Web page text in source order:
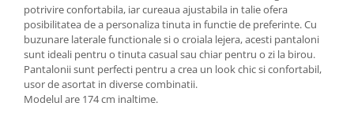
potrivire confortabila, iar cureaua ajustabila in talie ofera
posibilitatea de a personaliza tinuta in functie de preferinte. Cu
buzunare laterale functionale si o croiala lejera, acesti pantaloni
sunt ideali pentru o tinuta casual sau chiar pentru o zi la birou.
Pantalonii sunt perfecti pentru a crea un look chic si confortabil,
usor de asortat in diverse combinatii.
Modelul are 174 cm inaltime.